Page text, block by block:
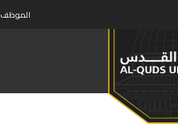
الموظف